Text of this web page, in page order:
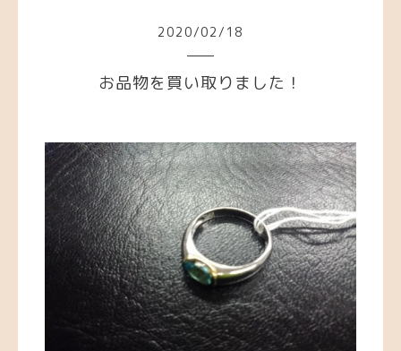
2020/02/ 18
お品物を買い取りました！